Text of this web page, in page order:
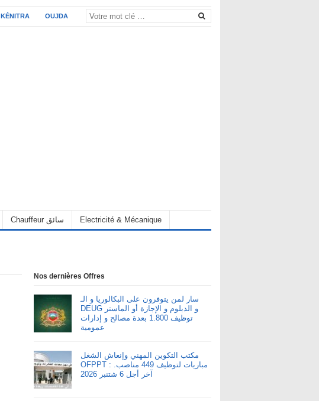
KÉNITRA OUJDA
Chauffeur سائق Electricité & Mécanique
Nos dernières Offres
سار لمن يتوفرون على البكالوريا و الـ
DEUG و الدبلوم و الإجازة أو الماستر
توظيف 1.800 بعدة مصالح و إدارات
عمومية
مكتب التكوين المهني وإنعاش الشغل
OFPPT : مباريات لتوظيف 449 مناصب.
آخر أجل 6 شتنبر 2026